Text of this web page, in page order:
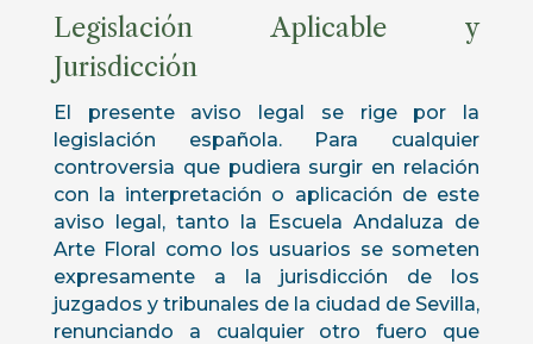
Legislación Aplicable y
Jurisdicción
El presente aviso legal se rige por la
legislación española. Para cualquier
controversia que pudiera surgir en relación
con la interpretación o aplicación de este
aviso legal, tanto la Escuela Andaluza de
Arte Floral como los usuarios se someten
expresamente a la jurisdicción de los
juzgados y tribunales de la ciudad de Sevilla,
renunciando a cualquier otro fuero que